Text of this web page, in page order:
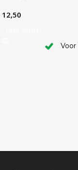
12,50
Voor